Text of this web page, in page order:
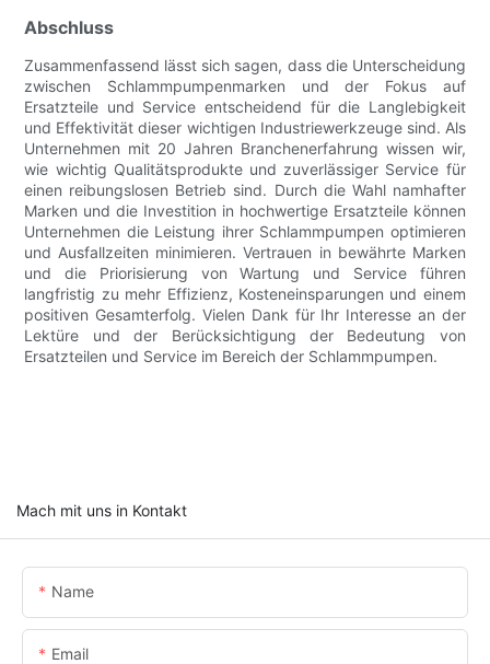
Abschluss
Zusammenfassend lässt sich sagen, dass die Unterscheidung
zwischen Schlammpumpenmarken und der Fokus auf
Ersatzteile und Service entscheidend für die Langlebigkeit
und Effektivität dieser wichtigen Industriewerkzeuge sind. Als
Unternehmen mit 20 Jahren Branchenerfahrung wissen wir,
wie wichtig Qualitätsprodukte und zuverlässiger Service für
einen reibungslosen Betrieb sind. Durch die Wahl namhafter
Marken und die Investition in hochwertige Ersatzteile können
Unternehmen die Leistung ihrer Schlammpumpen optimieren
und Ausfallzeiten minimieren. Vertrauen in bewährte Marken
und die Priorisierung von Wartung und Service führen
langfristig zu mehr Effizienz, Kosteneinsparungen und einem
positiven Gesamterfolg. Vielen Dank für Ihr Interesse an der
Lektüre und der Berücksichtigung der Bedeutung von
Ersatzteilen und Service im Bereich der Schlammpumpen.
Mach mit uns in Kontakt
Name
Email